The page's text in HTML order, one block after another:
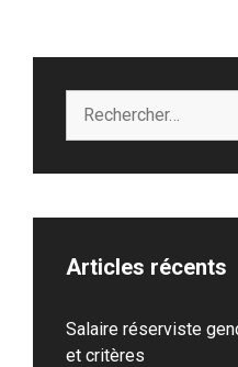
Articles récents
Salaire réserviste
et critères